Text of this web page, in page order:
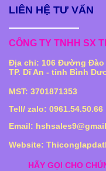
LIÊN HỆ TƯ VẤN
CÔNG TY TNHH SX
Địa chỉ: 106 Đường Đào
TP. Dĩ An - tỉnh Bình
MST: 3701871353
Tell/ zalo:
Email:
Website:
HÃY GỌI CHO